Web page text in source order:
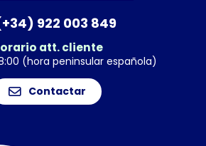
922 003 849
att. cliente
(hora peninsular española)
Contactar